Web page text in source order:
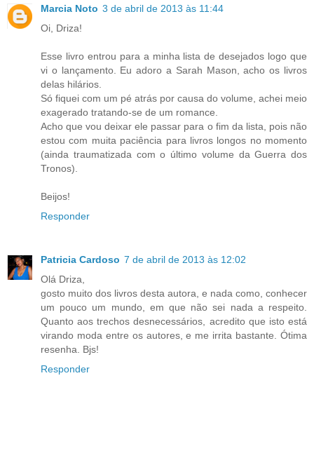
Marcia Noto 3 de abril de 2013 às 11:44
Oi, Driza!
Esse livro entrou para a minha lista de desejados logo que
vi o lançamento. Eu adoro a Sarah Mason, acho os livros
delas hilários.
Só fiquei com um pé atrás por causa do volume, achei meio
exagerado tratando-se de um romance.
Acho que vou deixar ele passar para o fim da lista, pois não
estou com muita paciência para livros longos no momento
(ainda traumatizada com o último volume da Guerra dos
Tronos).
Beijos!
Responder
Patricia Cardoso 7 de abril de 2013 às 12:02
Olá Driza,
gosto muito dos livros desta autora, e nada como, conhecer
um pouco um mundo, em que não sei nada a respeito.
Quanto aos trechos desnecessários, acredito que isto está
virando moda entre os autores, e me irrita bastante. Ótima
resenha. Bjs!
Responder